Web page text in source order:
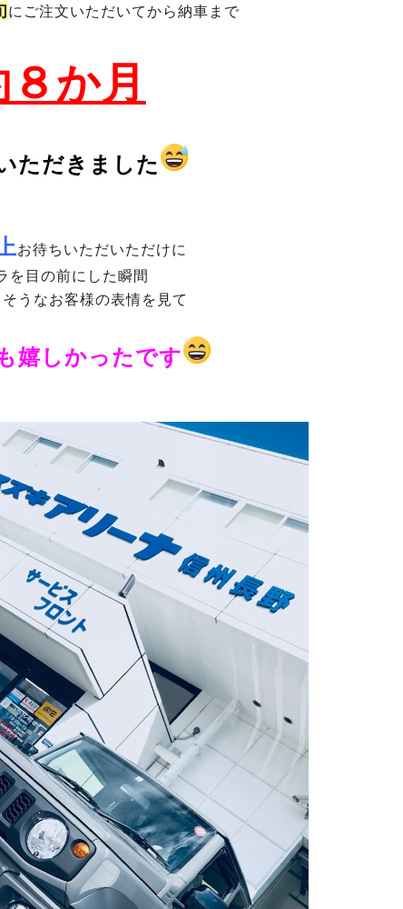
にご注文いただいてから納車まで
か月
ただきました
お待ちいただいただけに
を目の前にした瞬間
うなお客様の表情を見て
嬉しかったです